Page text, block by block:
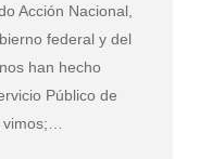
Acción Nacional,
federal y del
han hecho
Público de